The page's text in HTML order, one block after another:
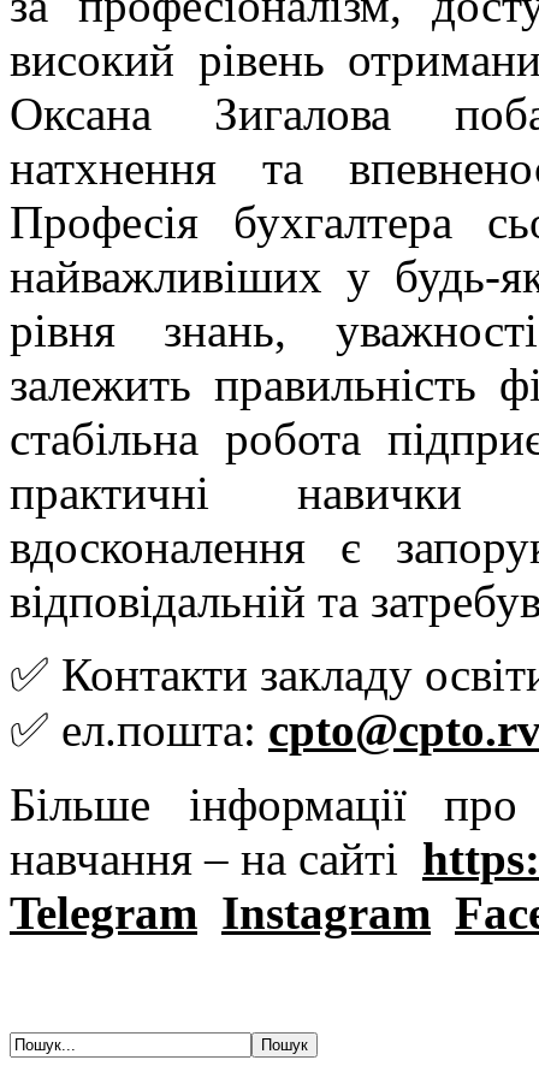
високий рівень
Оксана Зигалова
натхнення та
Професія бухгалтера
найважливіших у будь-
рівня знань,
залежить правильність
стабільна робота
практичні навички
вдосконалення є
відповідальній та
✅ Контакти закладу
✅ ел.пошта:
Більше інформації
навчання – на сайті
Telegram Instagram